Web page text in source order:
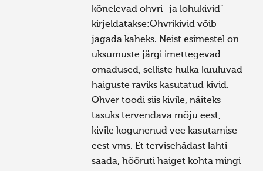
kõnelevad ohvri- ja lohukivid"
kirjeldatakse:Ohvrikivid võib
jagada kaheks. Neist esimestel on
uksumuste järgi imettegevad
omadused, selliste hulka kuuluvad
haiguste raviks kasutatud kivid.
Ohver toodi siis kivile, näiteks
tasuks tervendava mõju eest,
kivile kogunenud vee kasutamise
eest vms. Et tervisehädast lahti
saada, hõõruti haiget kohta mingi